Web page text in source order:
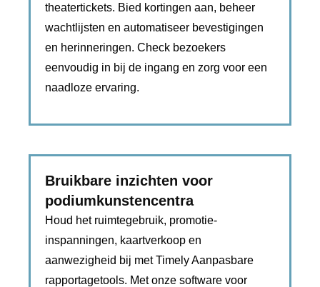
theatertickets. Bied kortingen aan, beheer
wachtlijsten en automatiseer bevestigingen
en herinneringen. Check bezoekers
eenvoudig in bij de ingang en zorg voor een
naadloze ervaring.
Bruikbare inzichten voor
podiumkunstencentra
Houd het ruimtegebruik, promotie-
inspanningen, kaartverkoop en
aanwezigheid bij met Timely Aanpasbare
rapportagetools. Met onze software voor